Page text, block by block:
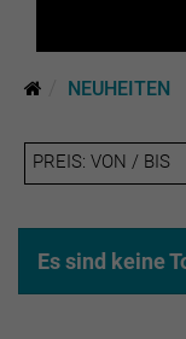
NEUHEITEN
PREIS: VON / BIS
Es sind keine